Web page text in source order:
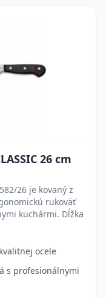
26 cm
26 je kovaný z
rukoväť
kuchármi. Dĺžka
ocele
s profesionálnymi